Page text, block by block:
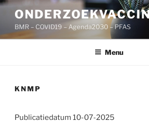
Ga
inhoud
BMR – COVID19 – Agenda2030 – PFAS
Menu
KNMP
Publicatiedatum 10-07-2025